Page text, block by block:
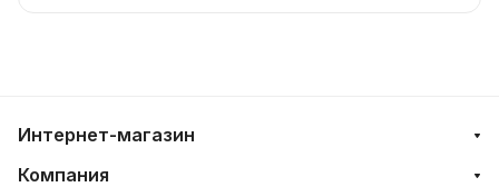
Интернет-магазин
Компания